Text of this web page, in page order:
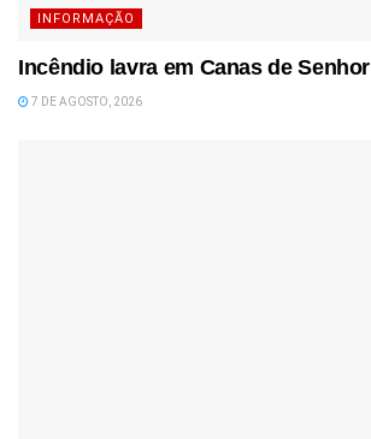
INFORMAÇÃO
Incêndio lavra em Canas de
7 DE AGOSTO, 2026